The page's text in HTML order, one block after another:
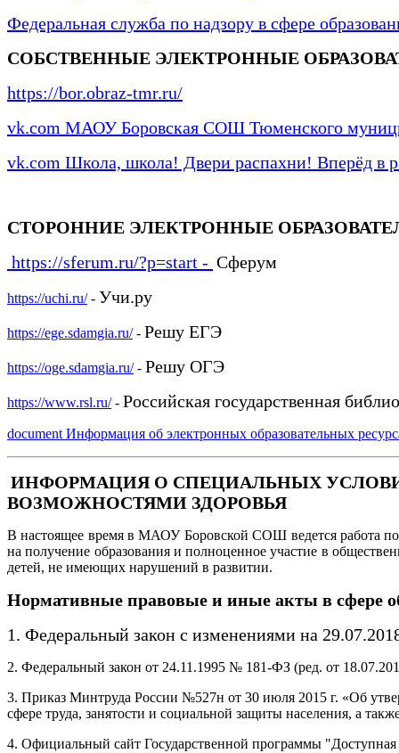
Федеральная служба по надзору в сфере
СОБСТВЕННЫЕ ЭЛЕКТРОННЫЕ
https://bor.obraz-tmr.ru/
vk.com МАОУ Боровская СОШ Тюменского
vk.com Школа, школа! Двери распахни! Вперёд в
СТОРОННИЕ ЭЛЕКТРОННЫЕ
https://sferum.ru/?p=start - Сферум
https://uchi.ru/- Учи.ру
https://ege.sdamgia.ru/- Решу ЕГЭ
https://oge.sdamgia.ru/- Решу ОГЭ
https://www.rsl.ru/- Российская государственная
documentИнформация об электронных образовательных
ИНФОРМАЦИЯ О СПЕЦИАЛЬНЫХ
ВОЗМОЖНОСТЯМИ ЗДОРОВЬЯ
В настоящее время в МАОУ Боровской СОШ ведется работа
на получение образования и полноценное участие в
детей, не имеющих нарушений в развитии.
Нормативные правовые и иные акты в сфере
1. Федеральный закон с изменениями на
2. Федеральный закон от 24.11.1995 № 181-ФЗ (ред. от
3. Приказ Минтруда России №527н от 30 июля 2015 г. «Об
сфере труда, занятости и социальной защиты населения, а
4. Официальный сайт Государственной программы "Доступная